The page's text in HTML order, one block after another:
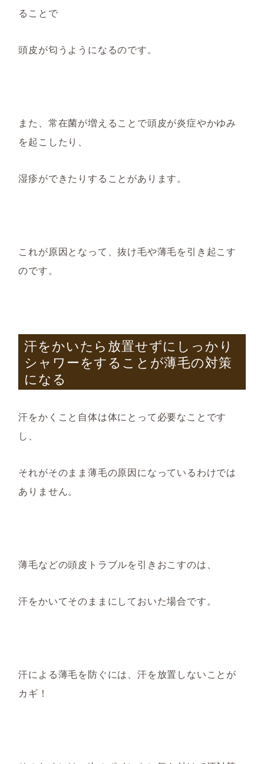
ることで
頭皮が匂うようになるのです。
また、常在菌が増えることで頭皮が炎症やかゆみ
を起こしたり 、
湿疹ができたりすることがあります。
これが原因となって、抜け毛や薄毛を引き起こす
のです。
汗をかいたら放置せずにしっかり
シャワーをすることが薄毛の対策
になる
汗をかくこと自体は体にとって必要なことです
し、
それがそのまま薄毛の原因になっているわけでは
ありません。
薄毛などの頭皮トラブルを引きおこすのは、
汗をかいてそのままにしておいた場合です。
汗による薄毛を防ぐには、汗を放置しないことが
カギ！